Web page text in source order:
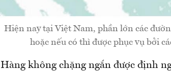
Hiện nay tại Việt Nam, phần lớn các
hoặc nếu có thì được phục vụ bởi
Hàng không chặng ngắn được định